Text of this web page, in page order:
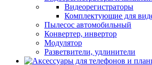
Видеорегистраторы
Комплектующие для
Пылесос автомобильный
Конвертер, инвертор
Модулятор
Разветвители, удлинители